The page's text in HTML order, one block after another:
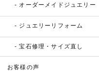
オーダーメイドジュエリー
ジュエリーリフォーム
宝石修理・サイズ直し
お客様の声